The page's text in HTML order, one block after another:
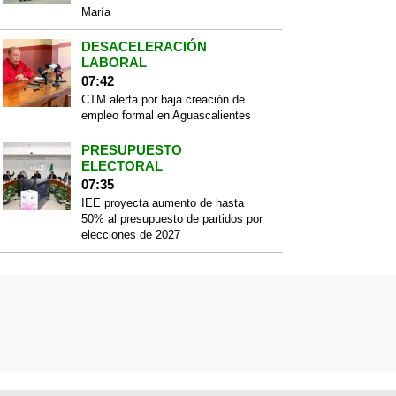
María
DESACELERACIÓN
LABORAL
07:42
CTM alerta por baja creación de
empleo formal en Aguascalientes
PRESUPUESTO
ELECTORAL
07:35
IEE proyecta aumento de hasta
50% al presupuesto de partidos por
elecciones de 2027